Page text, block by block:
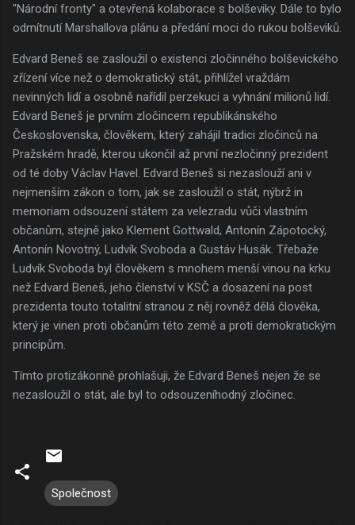
"Národní fronty" a otevřená kolaborace s bolševiky. Dále to bylo
odmítnutí Marshallova plánu a předání moci do rukou bolševiků.
Edvard Beneš se zasloužil o existenci zločinného bolševického
zřízení více než o demokratický stát, přihlížel vraždám
nevinných lidí a osobně nařídil perzekuci a vyhnání milionů lidí.
Edvard Beneš je prvním zločincem republikánského
Československa, člověkem, který zahájil tradici zločinců na
Pražském hradě, kterou ukončil až první nezločinný prezident
od té doby Václav Havel. Edvard Beneš si nezaslouží ani v
nejmenším zákon o tom, jak se zasloužil o stát, nýbrž in
memoriam odsouzení státem za velezradu vůči vlastním
občanům, stejně jako Klement Gottwald, Antonín Zápotocký,
Antonín Novotný, Ludvík Svoboda a Gustáv Husák. Třebaže
Ludvík Svoboda byl člověkem s mnohem menší vinou na krku
než Edvard Beneš, jeho členství v KSČ a dosazení na post
prezidenta touto totalitní stranou z něj rovněž dělá člověka,
který je vinen proti občanům této země a proti demokratickým
principům.
Tímto protizákonně prohlašuji, že Edvard Beneš nejen že se
nezasloužil o stát, ale byl to odsouzeníhodný zločinec.
Společnost